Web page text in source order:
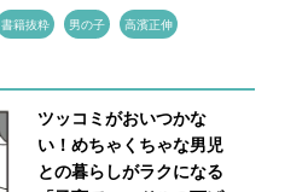
書籍抜粋 男の子 高濱正伸
ツッコミがおいつかな
い！めちゃくちゃな男児
との暮らしがラクになる